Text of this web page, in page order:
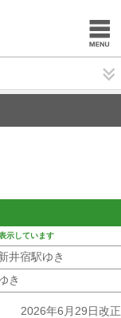
示しています
井宿駅ゆき
き
2026年6月29日改正